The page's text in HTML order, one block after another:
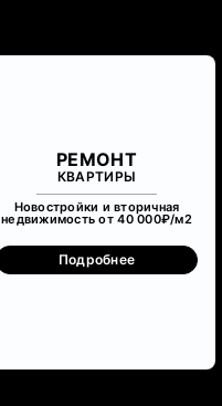
РЕМОНТ
КВАРТИРЫ
Новостройки и вторичная
недвижимость от 40 000₽/м2
Подробнее